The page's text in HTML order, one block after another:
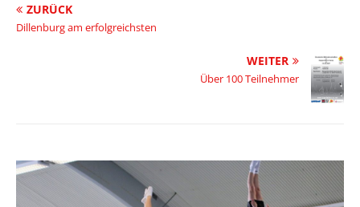
ZURÜCK
Dillenburg am erfolgreichsten
WEITER
Über 100 Teilnehmer